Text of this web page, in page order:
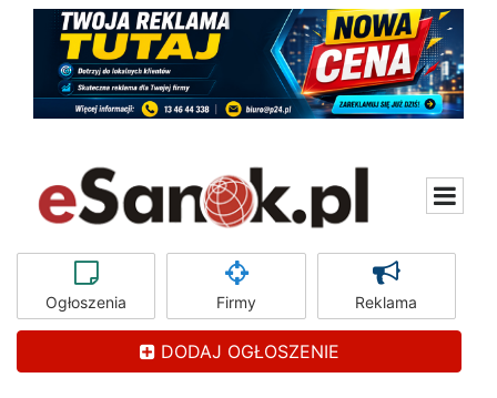
Ogłoszenia Firmy Reklama
DODAJ OGŁOSZENIE